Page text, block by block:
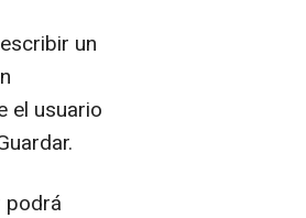
un
el usuario
podrá